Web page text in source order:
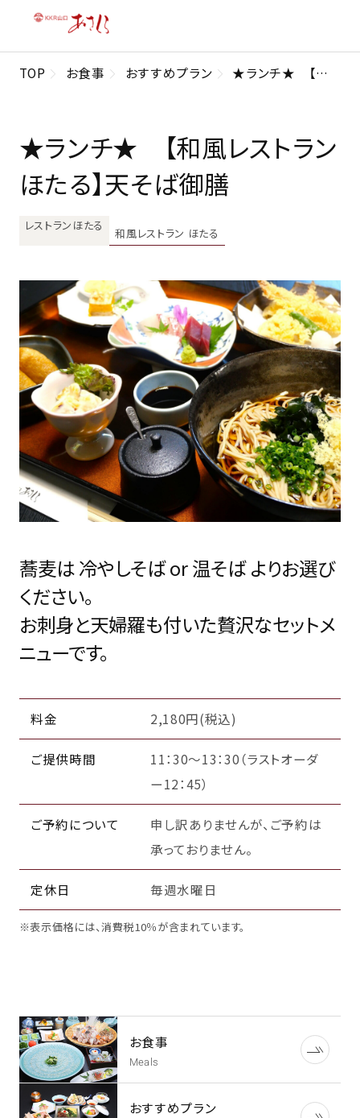
TOP お食事 おすすめプラン ★ランチ★ 【和風レストランほたる】天そば御膳
★ランチ★ 【和風レストラン
ほたる】天そば御膳
レストランほたる
和風レストラン ほたる
蕎麦は 冷やしそば or 温そば よりお選び
ください。
お刺身と天婦羅も付いた贅沢なセットメ
ニューです。
料金 2,180円(税込)
ご提供時間
11：30～13：30（ラストオーダ
ー12：45）
ご予約について
申し訳ありませんが、ご予約は
承っておりません。
定休日 毎週水曜日
※表示価格には、消費税10％が含まれています。
お食事
Meals
おすすめプラン